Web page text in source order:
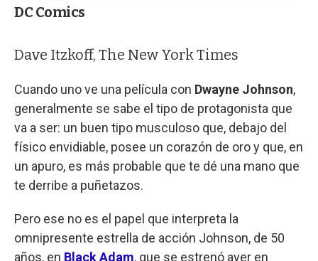
DC Comics
Dave Itzkoff, The New York Times
Cuando uno ve una película con Dwayne Johnson,
generalmente se sabe el tipo de protagonista que
va a ser: un buen tipo musculoso que, debajo del
físico envidiable, posee un corazón de oro y que, en
un apuro, es más probable que te dé una mano que
te derribe a puñetazos.
Pero ese no es el papel que interpreta la
omnipresente estrella de acción Johnson, de 50
años, en Black Adam, que se estrenó ayer en